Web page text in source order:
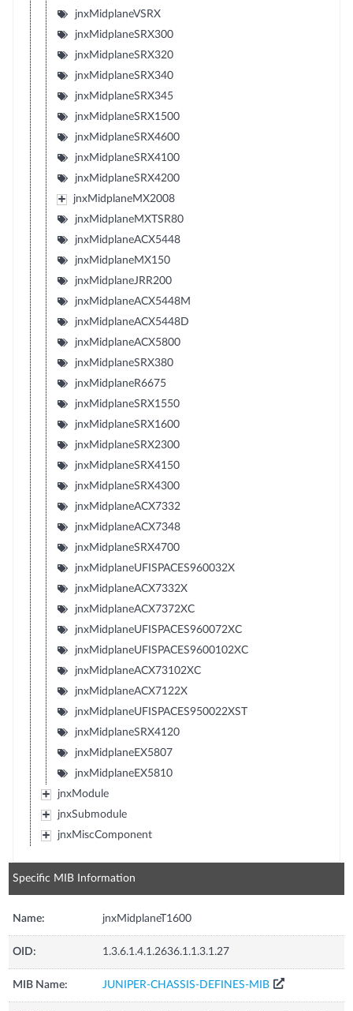
jnxMidplaneVSRX
jnxMidplaneSRX300
jnxMidplaneSRX320
jnxMidplaneSRX340
jnxMidplaneSRX345
jnxMidplaneSRX1500
jnxMidplaneSRX4600
jnxMidplaneSRX4100
jnxMidplaneSRX4200
jnxMidplaneMX2008
jnxMidplaneMXTSR80
jnxMidplaneACX5448
jnxMidplaneMX150
jnxMidplaneJRR200
jnxMidplaneACX5448M
jnxMidplaneACX5448D
jnxMidplaneACX5800
jnxMidplaneSRX380
jnxMidplaneR6675
jnxMidplaneSRX1550
jnxMidplaneSRX1600
jnxMidplaneSRX2300
jnxMidplaneSRX4150
jnxMidplaneSRX4300
jnxMidplaneACX7332
jnxMidplaneACX7348
jnxMidplaneSRX4700
jnxMidplaneUFISPACES960032X
jnxMidplaneACX7332X
jnxMidplaneACX7372XC
jnxMidplaneUFISPACES960072XC
jnxMidplaneUFISPACES9600102XC
jnxMidplaneACX73102XC
jnxMidplaneACX7122X
jnxMidplaneUFISPACES950022XST
jnxMidplaneSRX4120
jnxMidplaneEX5807
jnxMidplaneEX5810
jnxModule
jnxSubmodule
jnxMiscComponent
Specific MIB Information
Name: jnxMidplaneT1600
OID: 1.3.6.1.4.1.2636.1.1.3.1.27
MIB Name: JUNIPER-CHASSIS-DEFINES-MIB